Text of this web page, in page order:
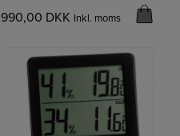
990,00 DKK Inkl. moms